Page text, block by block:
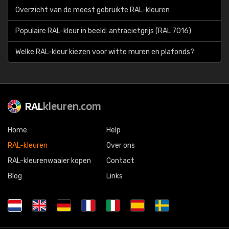
Overzicht van de meest gebruikte RAL-kleuren
Populaire RAL-kleur in beeld: antracietgrijs (RAL 7016)
Welke RAL-kleur kiezen voor witte muren en plafonds?
RALkleuren.com
Home
RAL-kleuren
RAL-kleurenwaaier kopen
Blog
Help
Over ons
Contact
Links